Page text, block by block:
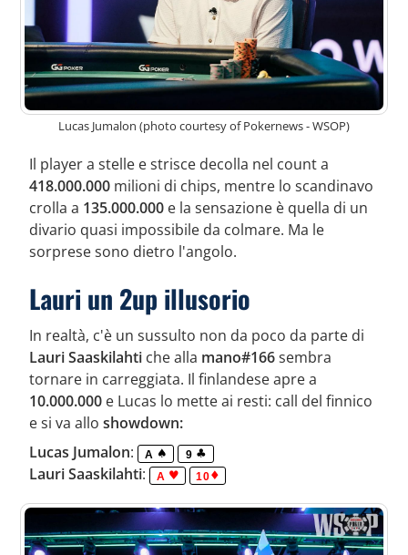
Lucas Jumalon (photo courtesy of Pokernews - WSOP)
Il player a stelle e strisce decolla nel count a
418.000.000 milioni di chips, mentre lo scandinavo
crolla a 135.000.000 e la sensazione è quella di un
divario quasi impossibile da colmare. Ma le
sorprese sono dietro l'angolo.
Lauri un 2up illusorio
In realtà, c'è un sussulto non da poco da parte di
Lauri Saaskilahti che alla mano#166sembra
tornare in carreggiata. Il finlandese apre a
10.000.000 e Lucas lo mette ai resti: call del finnico
e si va allo showdown:
Lucas Jumalon: A 9
Lauri Saaskilahti: A 10